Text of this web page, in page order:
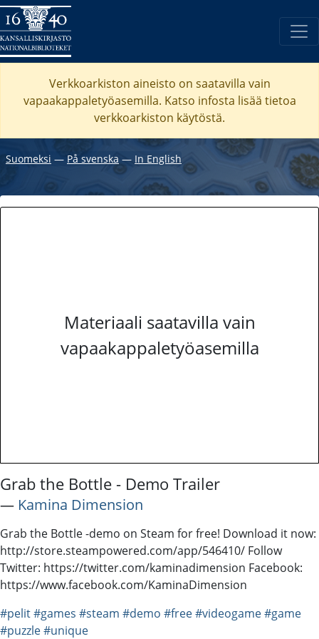
Verkkoarkiston aineisto on saatavilla vain
vapaakappaletyöasemilla. Katso infosta lisää tietoa
verkkoarkiston käytöstä.
Suomeksi ― På svenska ― In English
Materiaali saatavilla vain
vapaakappaletyöasemilla
Grab the Bottle - Demo Trailer
― Kamina Dimension
Grab the Bottle -demo on Steam for free! Download it now:
http://store.steampowered.com/app/546410/ Follow
Twitter: https://twitter.com/kaminadimension Facebook:
https://www.facebook.com/KaminaDimension
#pelit#games #steam #demo #free#videogame#game
#puzzle#unique